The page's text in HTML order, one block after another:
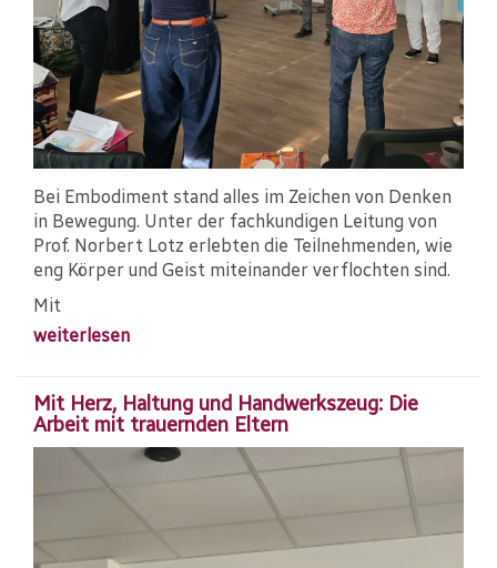
Bei Embodiment stand alles im Zeichen von Denken
in Bewegung. Unter der fachkundigen Leitung von
Prof. Norbert Lotz erlebten die Teilnehmenden, wie
eng Körper und Geist miteinander verflochten sind.
Mit
weiterlesen
Mit Herz, Haltung und Handwerkszeug: Die
Arbeit mit trauernden Eltern